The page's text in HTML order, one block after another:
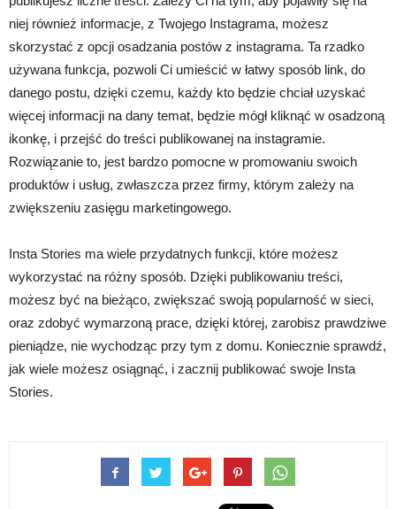
niej również informacje, z Twojego Instagrama, możesz
skorzystać z opcji osadzania postów z instagrama. Ta rzadko
używana funkcja, pozwoli Ci umieścić w łatwy sposób link, do
danego postu, dzięki czemu, każdy kto będzie chciał uzyskać
więcej informacji na dany temat, będzie mógł kliknąć w osadzoną
ikonkę, i przejść do treści publikowanej na instagramie.
Rozwiązanie to, jest bardzo pomocne w promowaniu swoich
produktów i usług, zwłaszcza przez firmy, którym zależy na
zwiększeniu zasięgu marketingowego.
Insta Stories ma wiele przydatnych funkcji, które możesz
wykorzystać na różny sposób. Dzięki publikowaniu treści,
możesz być na bieżąco, zwiększać swoją popularność w sieci,
oraz zdobyć wymarzoną prace, dzięki której, zarobisz prawdziwe
pieniądze, nie wychodząc przy tym z domu. Koniecznie sprawdź,
jak wiele możesz osiągnąć, i zacznij publikować swoje Insta
Stories.